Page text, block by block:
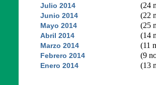
Julio 2014 (24
Junio 2014 (22
Mayo 2014 (25
Abril 2014 (14
Marzo 2014 (11
Febrero 2014 (9
Enero 2014 (13